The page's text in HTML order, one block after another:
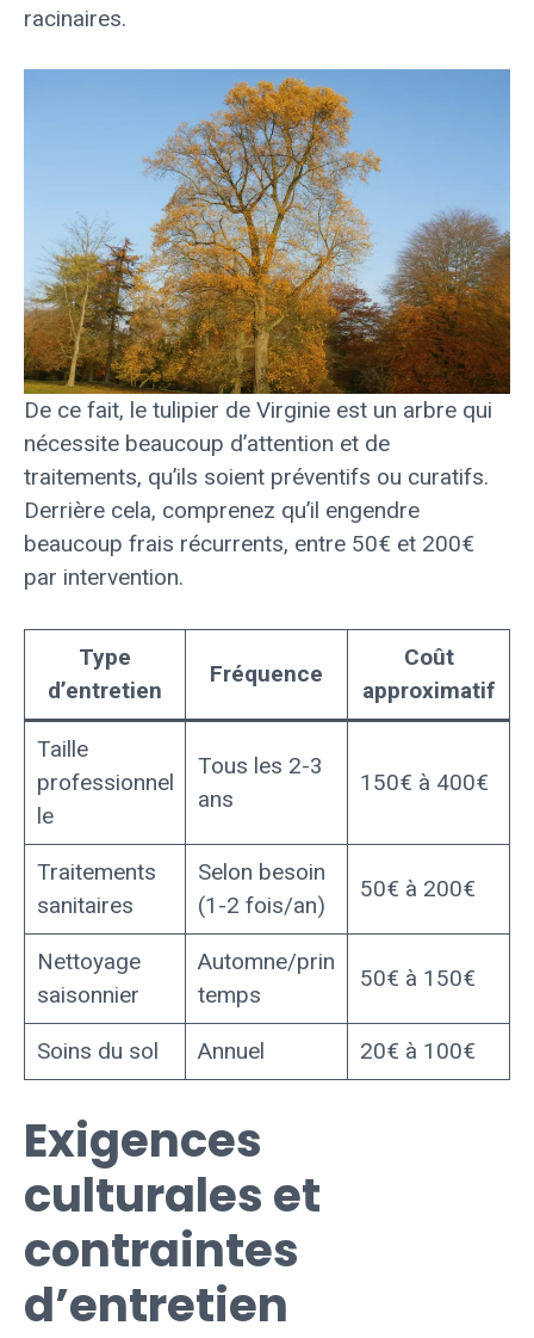
racinaires.
De ce fait, le tulipier de Virginie est un arbre qui
nécessite beaucoup d’attention et de
traitements, qu’ils soient préventifs ou curatifs.
Derrière cela, comprenez qu’il engendre
beaucoup frais récurrents, entre 50€ et 200€
par intervention.
Type
d’entretien
Fréquence
Coût
approximatif
Taille
professionnel
le
Tous les 2-3
ans
150€ à 400€
Traitements
sanitaires
Selon besoin
(1-2 fois/an)
50€ à 200€
Nettoyage
saisonnier
Automne/prin
temps
50€ à 150€
Soins du sol Annuel 20€ à 100€
Exigences
culturales et
contraintes
d’entretien